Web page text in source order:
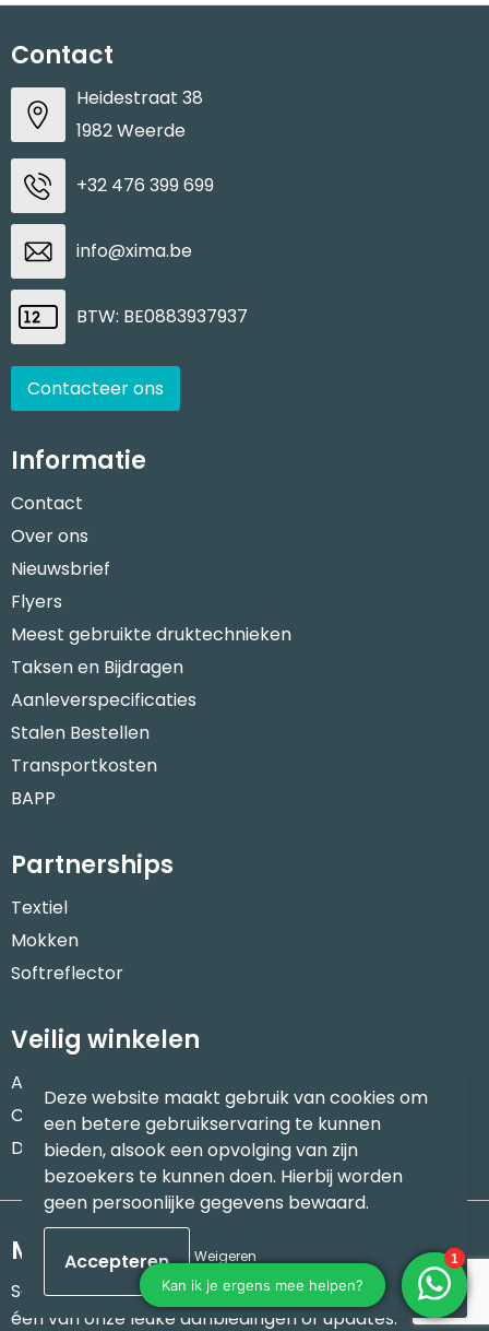
Contact
Heidestraat 38
1982 Weerde
+32 476 399 699
info@xima.be
BTW: BE0883937937
Contacteer ons
Informatie
Contact
Over ons
Nieuwsbrief
Flyers
Meest gebruikte druktechnieken
Taksen en Bijdragen
Aanleverspecificaties
Stalen Bestellen
Transportkosten
BAPP
Partnerships
Textiel
Mokken
Softreflector
Veilig winkelen
Algemene voorwaarden
Cookieverklaring
Disclaimer
Meld je aan voor onze nieuwsbrief
Schrijf je in voor onze nieuwsbrief en mis nooit meer
één van onze leuke aanbiedingen of updates.
Deze website maakt gebruik van cookies om
een betere gebruikservaring te kunnen
bieden, alsook een opvolging van zijn
bezoekers te kunnen doen. Hierbij worden
geen persoonlijke gegevens bewaard.
Weigeren